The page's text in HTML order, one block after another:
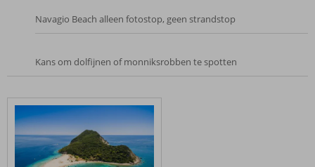
Navagio Beach alleen fotostop, geen strandstop
Kans om dolfijnen of monniksrobben te spotten